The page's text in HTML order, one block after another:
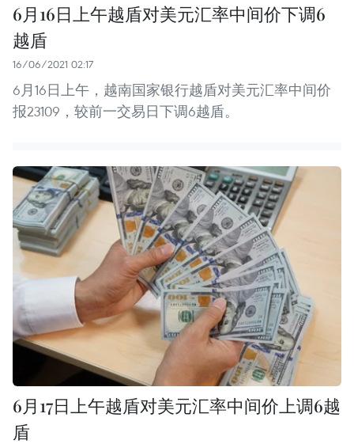
6月16日上午越盾对美元汇率中间价下调6
越盾
16/06/2021 02:17
6月16日上午，越南国家银行越盾对美元汇率中间价
报23109，较前一交易日下调6越盾。
6月17日上午越盾对美元汇率中间价上调6越
盾